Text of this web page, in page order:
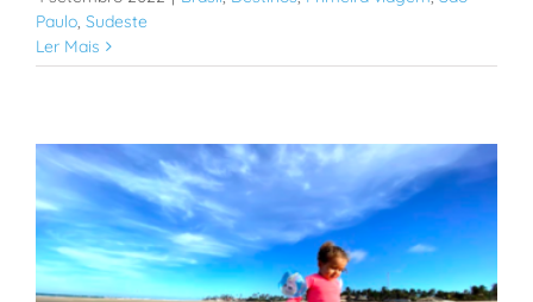
Paulo, Sudeste
Ler Mais